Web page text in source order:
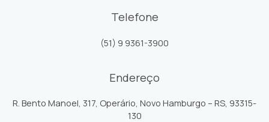
Telefone
(51) 9 9361-3900
Endereço
R. Bento Manoel, 317, Operário, Novo Hamburgo – RS, 93315-
130